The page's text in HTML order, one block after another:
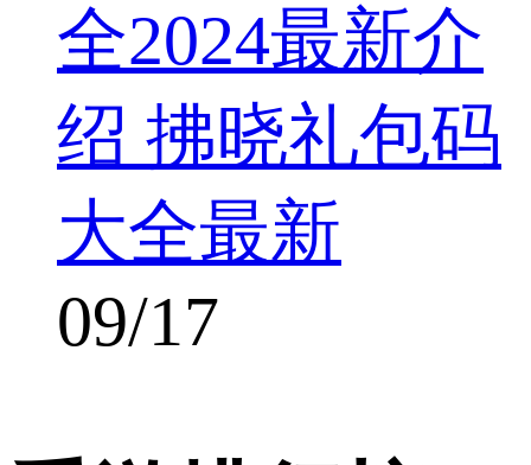
全2024最新介
绍 拂晓礼包码
大全最新
09/17